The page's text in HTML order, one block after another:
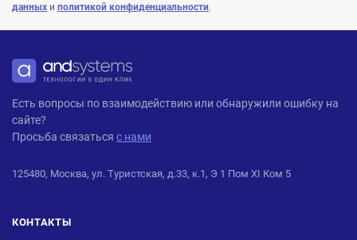
данных и политикой конфиденциальности.
ANDPRO
Есть вопросы по взаимодействию или обнаружили ошибку на
сайте?
Просьба связаться с нами
125480, Москва, ул. Туристская, д.33, к.1, Э 1 Пом XI Ком 5
КОНТАКТЫ